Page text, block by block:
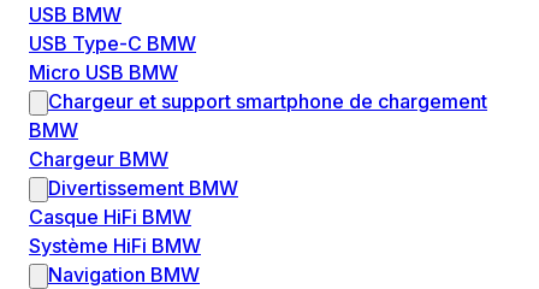
USB BMW
USB Type-C BMW
Micro USB BMW
Chargeur et support smartphone de chargement
BMW
Chargeur BMW
Divertissement BMW
Casque HiFi BMW
Système HiFi BMW
Navigation BMW